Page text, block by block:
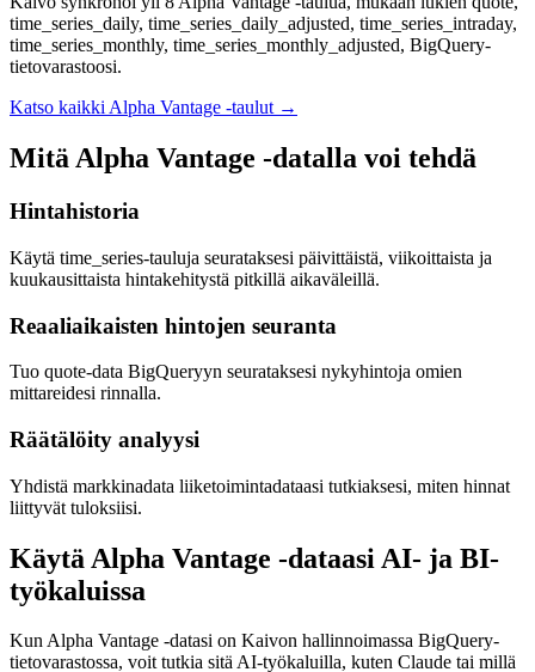
time_series_daily, time_series_daily_adjusted, time_series_intraday,
time_series_monthly, time_series_monthly_adjusted, BigQuery-
tietovarastoosi.
Katso kaikki Alpha Vantage -taulut →
Mitä Alpha Vantage -datalla voi tehdä
Hintahistoria
Käytä time_series-tauluja seurataksesi päivittäistä, viikoittaista ja
kuukausittaista hintakehitystä pitkillä aikaväleillä.
Reaaliaikaisten hintojen seuranta
Tuo quote-data BigQueryyn seurataksesi nykyhintoja omien
mittareidesi rinnalla.
Räätälöity analyysi
Yhdistä markkinadata liiketoimintadataasi tutkiaksesi, miten hinnat
liittyvät tuloksiisi.
Käytä Alpha Vantage -dataasi AI- ja BI-
työkaluissa
Kun Alpha Vantage -datasi on Kaivon hallinnoimassa BigQuery-
tietovarastossa, voit tutkia sitä AI-työkaluilla, kuten Claude tai millä